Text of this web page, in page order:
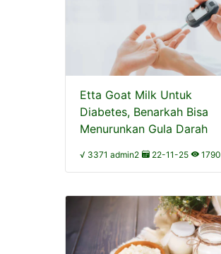
Etta Goat Milk Untuk
Diabetes, Benarkah Bisa
Menurunkan Gula Darah
√ 3371 admin2 22-11-25 1790